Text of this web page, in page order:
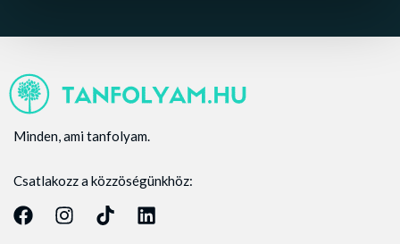
Minden, ami tanfolyam.
Csatlakozz a közzöségünkhöz: